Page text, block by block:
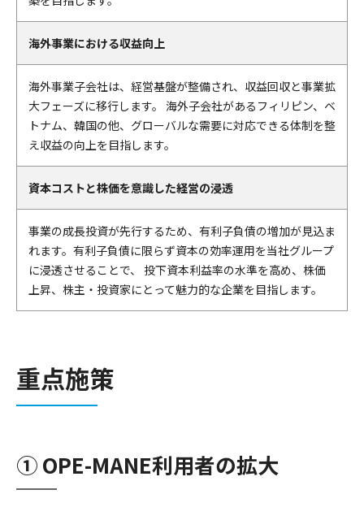
海外事業における収益向上
海外事業子会社は、経営基盤が整備され、収益回収と事業拡
大フェーズに移行します。 海外子会社があるフィリピン、ベ
トナム、韓国の他、グローバルな需要に対応できる体制を整
え収益の向上を目指します。
資本コストと株価を意識した経営の浸透
事業の成長投資が先行するため、有利子負債の増加が見込ま
れます。有利子負債に限らず資本の効率運用を当社グループ
に浸透させることで、 投下資本利益率の水準を高め、株価
上昇、株主・投資家にとって魅力的な企業を目指します。
重点施策
① OPE-MANE利用者の拡大